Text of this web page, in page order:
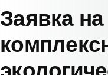
Заявка